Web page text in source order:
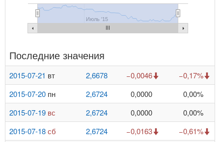
Июль '15
Последние значения
2015-07-21 вт 2,6678 −0,0046
−0,17%
2015-07-20 пн 2,6724 0,0000
0,00%
2015-07-19 вс 2,6724 0,0000
0,00%
2015-07-18сб 2,6724 −0,0163
−0,61%